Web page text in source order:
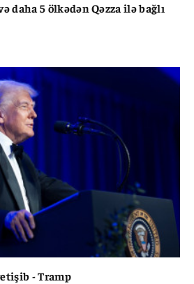
daha 5 ölkədən Qəzza ilə bağlı
- Tramp